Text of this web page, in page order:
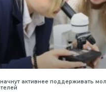
активнее поддерживать